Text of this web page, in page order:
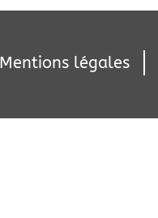
Mentions légales